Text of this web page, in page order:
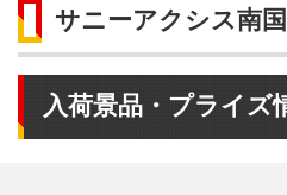
サニーアクシス南
入荷景品・プライズ